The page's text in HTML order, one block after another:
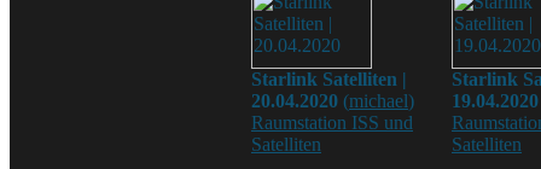
Starlink Satelliten |
20.04.2020 (michael)
Raumstation ISS und
Satelliten
Starlink
19.04.2020
Satelliten